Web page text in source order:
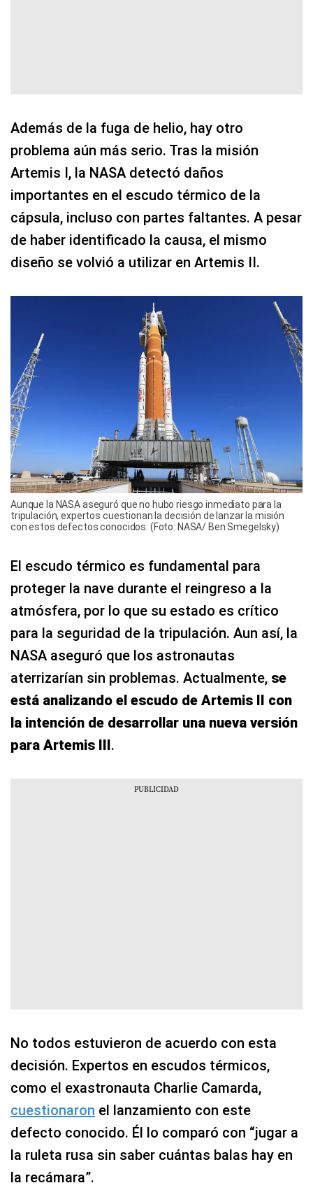
Además de la fuga de helio, hay otro
problema aún más serio. Tras la misión
Artemis I, la NASA detectó daños
importantes en el escudo térmico de la
cápsula, incluso con partes faltantes. A pesar
de haber identificado la causa, el mismo
diseño se volvió a utilizar en Artemis II.
Aunque la NASA aseguró que no hubo riesgo inmediato para la
tripulación, expertos cuestionan la decisión de lanzar la misión
con estos defectos conocidos. (Foto: NASA/ Ben Smegelsky)
El escudo térmico es fundamental para
proteger la nave durante el reingreso a la
atmósfera, por lo que su estado es crítico
para la seguridad de la tripulación. Aun así, la
NASA aseguró que los astronautas
aterrizarían sin problemas. Actualmente, se
está analizando el escudo de Artemis II con
la intención de desarrollar una nueva versión
para Artemis III.
No todos estuvieron de acuerdo con esta
decisión. Expertos en escudos térmicos,
como el exastronauta Charlie Camarda,
cuestionaron el lanzamiento con este
defecto conocido. Él lo comparó con “jugar a
la ruleta rusa sin saber cuántas balas hay en
la recámara”.